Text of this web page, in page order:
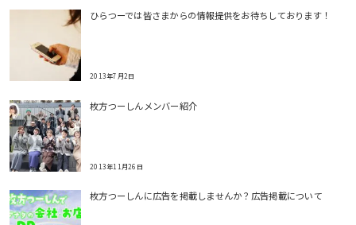
ひらつーでは皆さまからの情報提供をお待ちしております！
2013年7月2日
枚方つーしんメンバー紹介
2013年11月26日
枚方つーしんに広告を掲載しませんか？広告掲載について